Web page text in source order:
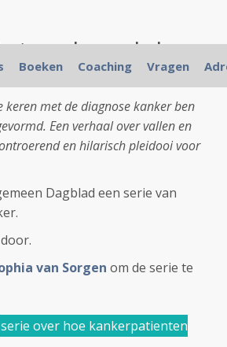
tussen chemo en kurkuma
mij erin.
met de diagnose kanker ben
Een verhaal over vallen en
en hilarisch pleidooi voor
Dagblad een serie van
van Sorgen om de serie te
serie over hoe kankerpatienten
Boeken Coaching Vragen